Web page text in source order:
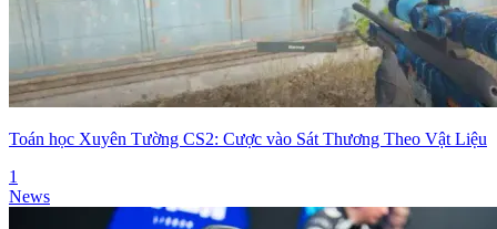
Toán học Xuyên Tường CS2: Cược vào Sát Thương Theo Vật Liệu
1
News